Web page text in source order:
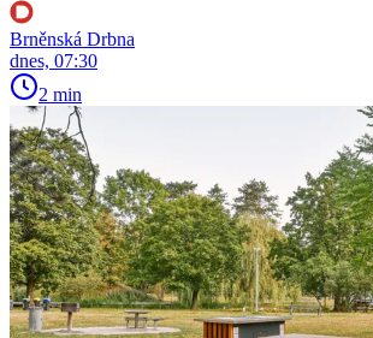
Brněnská Drbna
dnes, 07:30
2 min